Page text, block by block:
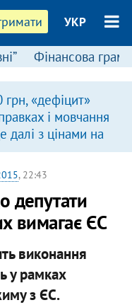
УКР
Фінансова
«дефіцит»
і мовчання
далі з цінами на
, 22:43
депутати
вимагає ЄС
виконання
у рамках
з ЄС.